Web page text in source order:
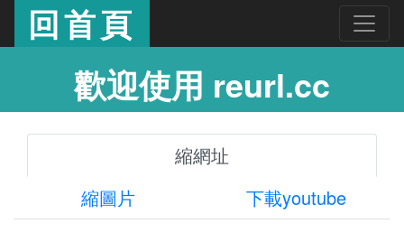
回首頁
歡迎使用 reurl.cc
縮網址
縮圖片
下載youtube